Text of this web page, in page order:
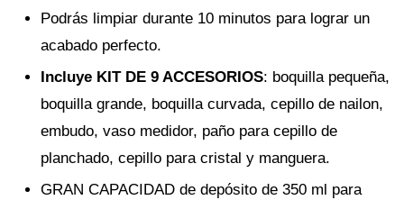
Podrás limpiar durante 10 minutos para lograr un
acabado perfecto.
Incluye KIT DE 9 ACCESORIOS: boquilla pequeña,
boquilla grande, boquilla curvada, cepillo de nailon,
embudo, vaso medidor, paño para cepillo de
planchado, cepillo para cristal y manguera.
GRAN CAPACIDAD de depósito de 350 ml para